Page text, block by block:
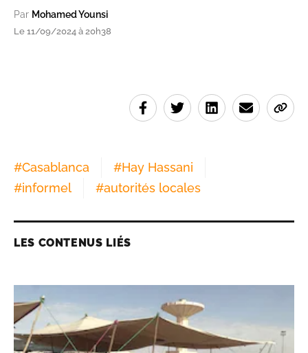
Par Mohamed Younsi
Le 11/09/2024 à 20h38
#Casablanca #Hay Hassani
#informel #autorités locales
LES CONTENUS LIÉS